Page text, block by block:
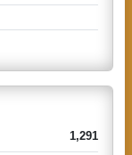
1,291